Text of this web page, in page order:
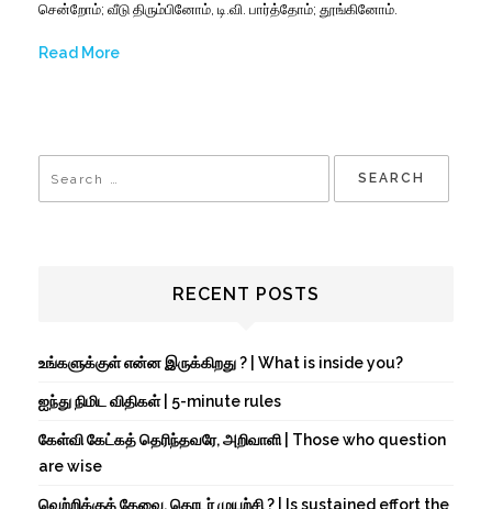
சென்றோம்; வீடு திரும்பினோம், டி.வி. பார்த்தோம்; தூங்கினோம்.
Read More
RECENT POSTS
உங்களுக்குள் என்ன இருக்கிறது ? | What is inside you?
ஐந்து நிமிட விதிகள் | 5-minute rules
கேள்வி கேட்கத் தெரிந்தவரே, அறிவாளி | Those who question
are wise
வெற்றிக்குத் தேவை, தொடர் முயற்சி ? | Is sustained effort the